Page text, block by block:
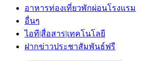
อาหารท่องเที่ยวพักผ่อนโรงแรม
อื่นๆ
ไอที|สื่อสาร|เทคโนโลยี
ฝากข่าวประชาสัมพันธ์ฟรี